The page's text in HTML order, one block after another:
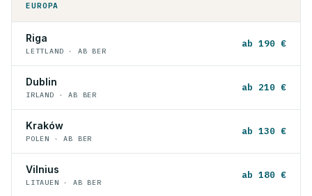
EUROPA
Riga
LETTLAND · AB BER
ab 190 €
Dublin
IRLAND · AB BER
ab 210 €
Kraków
POLEN · AB BER
ab 130 €
Vilnius
LITAUEN · AB BER
ab 180 €